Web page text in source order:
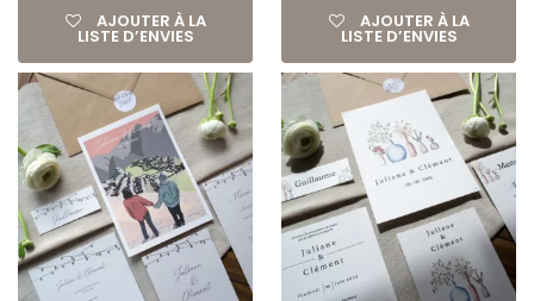
AJOUTER À LA
LISTE D’ENVIES
AJOUTER À LA
LISTE D’ENVIES